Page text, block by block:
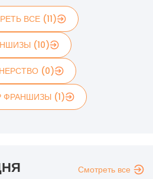
ВСЕ (11)
(10)
(0)
ФРАНШИЗЫ (1)
Смотреть все